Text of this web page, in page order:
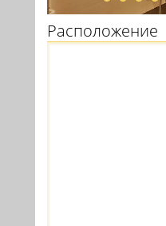
Расположение